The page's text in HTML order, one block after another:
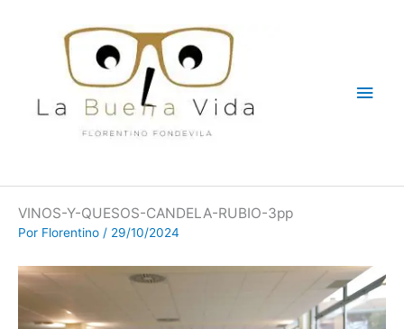
VINOS-Y-QUESOS-CANDELA-RUBIO-3pp
Por Florentino / 29/10/2024